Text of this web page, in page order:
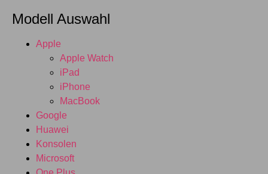
Modell Auswahl
Apple
Apple Watch
iPad
iPhone
MacBook
Google
Huawei
Konsolen
Microsoft